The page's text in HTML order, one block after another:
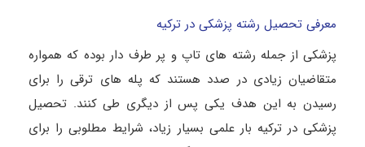
معرفی تحصیل رشته پزشکی در ترکیه
پزشکی از جمله رشته‌ های تاپ و پر طرف‌ دار بوده که همواره
متقاضیان زیادی در صدد هستند که پله‌ های ترقی را برای
رسیدن به این هدف یکی پس‌ از دیگری طی کنند. تحصیل
پزشکی در ترکیه بار علمی بسیار زیاد، شرایط مطلوبی را برای